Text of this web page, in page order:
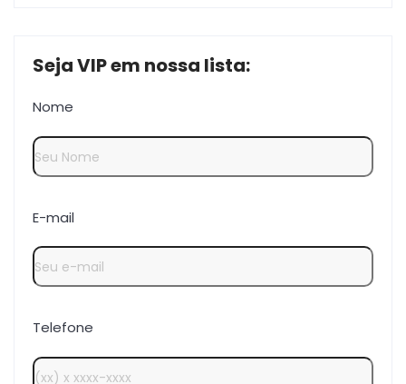
Seja VIP em nossa lista:
Nome
E-mail
Telefone